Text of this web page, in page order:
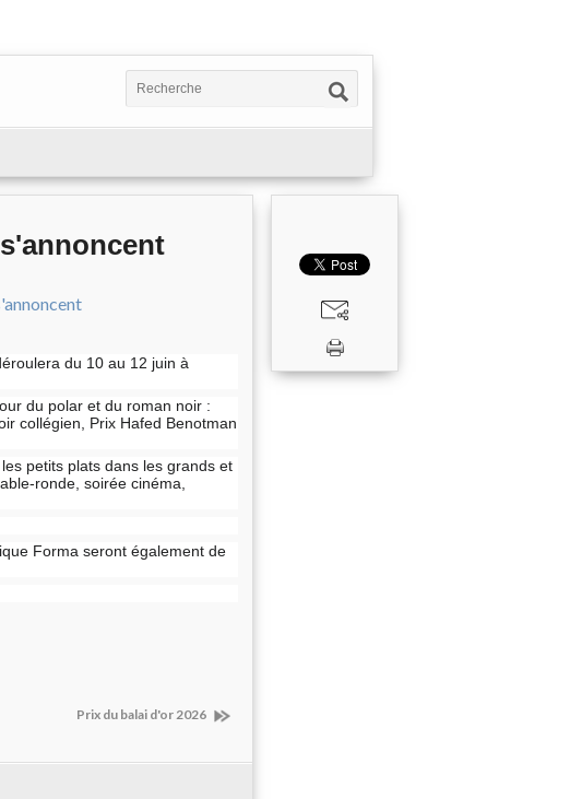
du 10 au 12 juin à
du polar et du roman noir :
collégien, Prix Hafed Benotman
petits plats dans les grands et
ronde, soirée cinéma,
Forma seront également de
Prix du balai d'or 2026